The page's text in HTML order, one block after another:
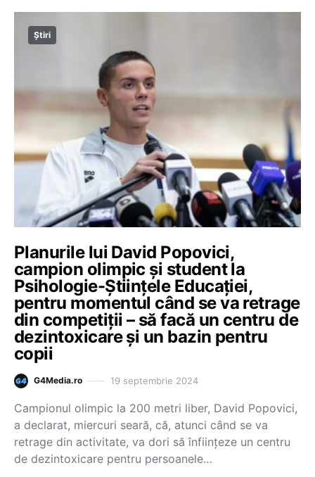
Știri
Planurile lui David Popovici,
campion olimpic și student la
Psihologie-Științele Educației,
pentru momentul când se va retrage
din competiții – să facă un centru de
dezintoxicare și un bazin pentru
copii
G4Media.ro 19 septembrie 2024
Campionul olimpic la 200 metri liber, David Popovici,
a declarat, miercuri seară, că, atunci când se va
retrage din activitate, va dori să înfiinţeze un centru
de dezintoxicare pentru persoanele…